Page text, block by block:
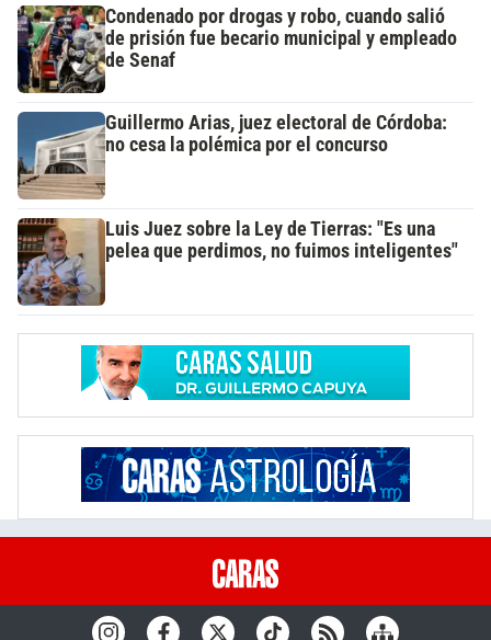
Condenado por drogas y robo, cuando salió
de prisión fue becario municipal y empleado
de Senaf
Guillermo Arias, juez electoral de Córdoba:
no cesa la polémica por el concurso
Luis Juez sobre la Ley de Tierras: "Es una
pelea que perdimos, no fuimos inteligentes"